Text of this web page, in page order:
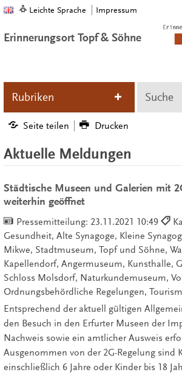
Leichte Sprache Impressum
Erinnerungsort Topf & Söhne
Rubriken Suche
Seite teilen Drucken
Aktuelle Meldungen
Städtische Museen und Galerien mit
weiterhin geöffnet
Pressemitteilung: 23.11.2021 10:49
Gesundheit, Alte Synagoge, Kleine
Mikwe, Stadtmuseum, Topf und Söhne,
Kapellendorf, Angermuseum, Kunsthalle,
Schloss Molsdorf, Naturkundemuseum,
Ordnungsbehördliche Regelungen,
Entsprechend der aktuell gültigen
den Besuch in den Erfurter Museen der
Nachweis sowie ein amtlicher Ausweis
Ausgenommen von der 2G-Regelung sind
einschließlich 6 Jahre oder Kinder bis 18